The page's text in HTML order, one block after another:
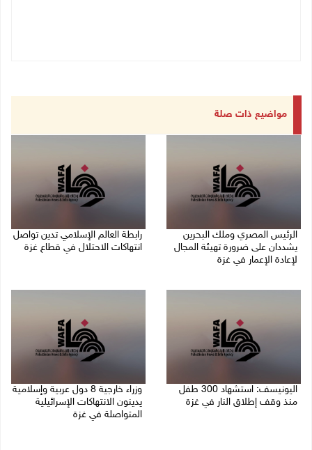
مواضيع ذات صلة
الرئيس المصري وملك البحرين
يشددان على ضرورة تهيئة المجال
لإعادة الإعمار في غزة
رابطة العالم الإسلامي تدين تواصل
انتهاكات الاحتلال في قطاع غزة
اليونيسف: استشهاد 300 طفل
منذ وقف إطلاق النار في غزة
وزراء خارجية 8 دول عربية وإسلامية
يدينون الانتهاكات الإسرائيلية
المتواصلة في غزة